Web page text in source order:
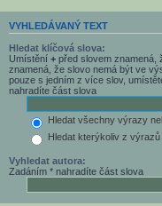
VYHLEDÁVANÝ TEXT
Hledat klíčová slova:
Umístění + před slovem znamená,
znamená, že slovo nemá být ve
pouze s jedním z více slov,
nahradíte část slova
Hledat všechny výrazy
Hledat kterýkoliv z výrazů
Vyhledat autora:
Zadáním * nahradíte část slova